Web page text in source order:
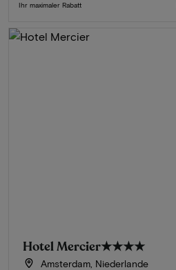
Ihr maximaler Rabatt
Hotel Mercier★★★★
Amsterdam, Niederlande